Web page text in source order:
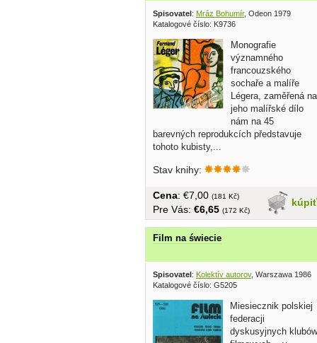
Spisovatel: Mráz Bohumír, Odeon 1979
Katalogové číslo: K9736
Monografie
významného
francouzského
sochaře a malíře
Légera, zaměřená na
jeho malířské dílo
nám na 45
barevných reprodukcích představuje
tohoto kubisty,...
Stav knihy:
kúpiť
Cena: €7,00 (181 Kč)
Pre Vás: €6,65 (172 Kč)
Film na świecie
Spisovatel: Kolektív autorov, Warszawa 1986
Katalogové číslo: G5205
Miesiecznik polskiej
federacji
dyskusyjnych klubów